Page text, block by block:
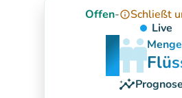
Offen-info_outlineSchließt
Live
man
man
manMenge
insights